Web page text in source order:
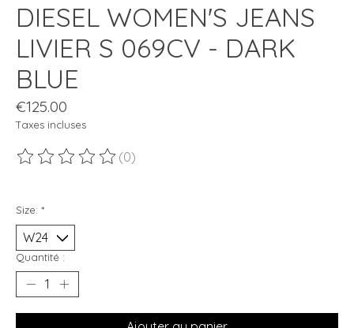
DIESEL WOMEN'S JEANS
LIVIER S 069CV - DARK
BLUE
€125.00
Taxes incluses
Ce produit est évalué à
(0)
Size: *
Quantité :